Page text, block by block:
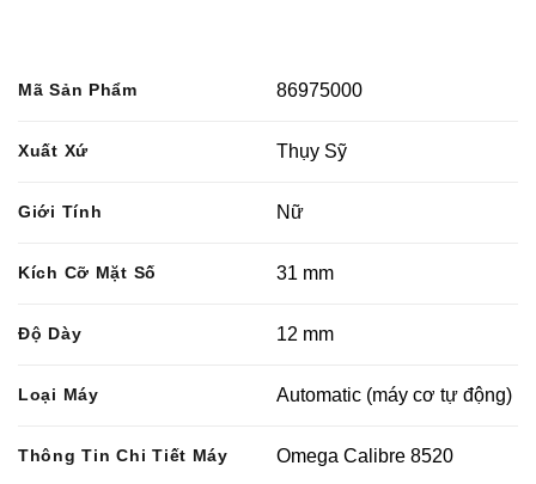
Mã Sản Phẩm 86975000
Xuất Xứ Thụy Sỹ
Giới Tính Nữ
Kích Cỡ Mặt Số 31 mm
Độ Dày 12 mm
Loại Máy Automatic (máy cơ tự động)
Thông Tin Chi Tiết Máy Omega Calibre 8520